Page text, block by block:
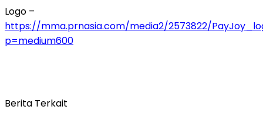
Logo –
https://mma.prnasia.com/media2/2573822/
p=medium600
Berita Terkait